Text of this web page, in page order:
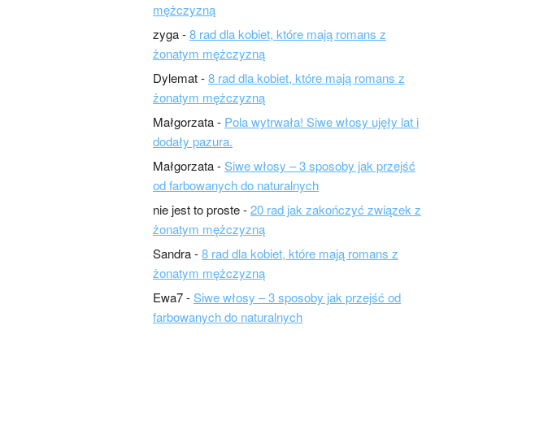
mężczyzną
zyga-8 rad dla kobiet, które mają romans z
żonatym mężczyzną
Dylemat-8 rad dla kobiet, które mają romans z
żonatym mężczyzną
Małgorzata- Pola wytrwała! Siwe włosy ujęły lat i
dodały pazura.
Małgorzata-Siwe włosy – 3 sposoby jak przejść
od farbowanych do naturalnych
nie jest to proste-20 rad jak zakończyć związek z
żonatym mężczyzną
Sandra-8 rad dla kobiet, które mają romans z
żonatym mężczyzną
Ewa7-Siwe włosy – 3 sposoby jak przejść od
farbowanych do naturalnych